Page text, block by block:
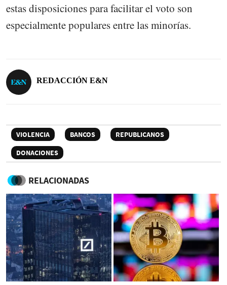
estas disposiciones para facilitar el voto son
especialmente populares entre las minorías.
REDACCIÓN E&N
VIOLENCIA BANCOS
REPUBLICANOS
DONACIONES
RELACIONADAS